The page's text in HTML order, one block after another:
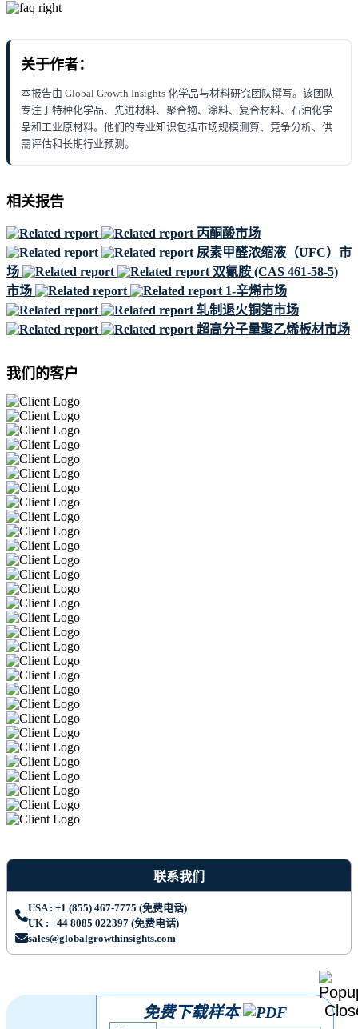
关于作者：
本报告由 Global Growth Insights 化学品与材料研究团队撰写。该团队
专注于特种化学品、先进材料、聚合物、涂料、复合材料、石油化学
品和工业原材料。他们的专业知识包括市场规模测算、竞争分析、供
需评估和长期行业预测。
相关报告
丙酮酸市场
尿素甲醛浓缩液（UFC）市
场
双氰胺 (CAS 461-58-5)
市场
1-辛烯市场
轧制退火铜箔市场
超高分子量聚乙烯板材市场
我们的客户
联系我们
USA : +1 (855) 467-7775 (免费电话)
UK : +44 8085 022397 (免费电话)
sales@globalgrowthinsights.com
免费下载样本